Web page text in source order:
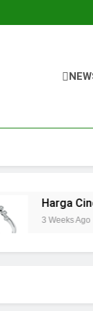
Cincin Emas
Ago